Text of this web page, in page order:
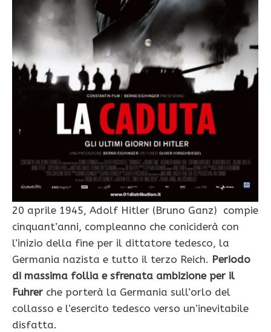
20 aprile 1945, Adolf Hitler (Bruno Ganz) compie
cinquant’anni, compleanno che coniciderà con
l’inizio della fine per il dittatore tedesco, la
Germania nazista e tutto il terzo Reich. Periodo
di massima follia e sfrenata ambizione per il
Fuhrer che porterà la Germania sull’orlo del
collasso e l’esercito tedesco verso un’inevitabile
disfatta.